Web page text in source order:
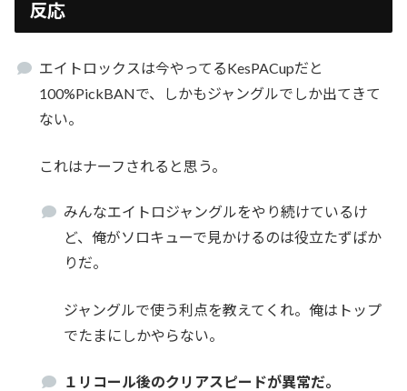
反応
エイトロックスは今やってるKesPACupだと
100%PickBANで、しかもジャングルでしか出てきて
ない。
これはナーフされると思う。
みんなエイトロジャングルをやり続けているけ
ど、俺がソロキューで見かけるのは役立たずばか
りだ。
ジャングルで使う利点を教えてくれ。俺はトップ
でたまにしかやらない。
１リコール後のクリアスピードが異常だ。